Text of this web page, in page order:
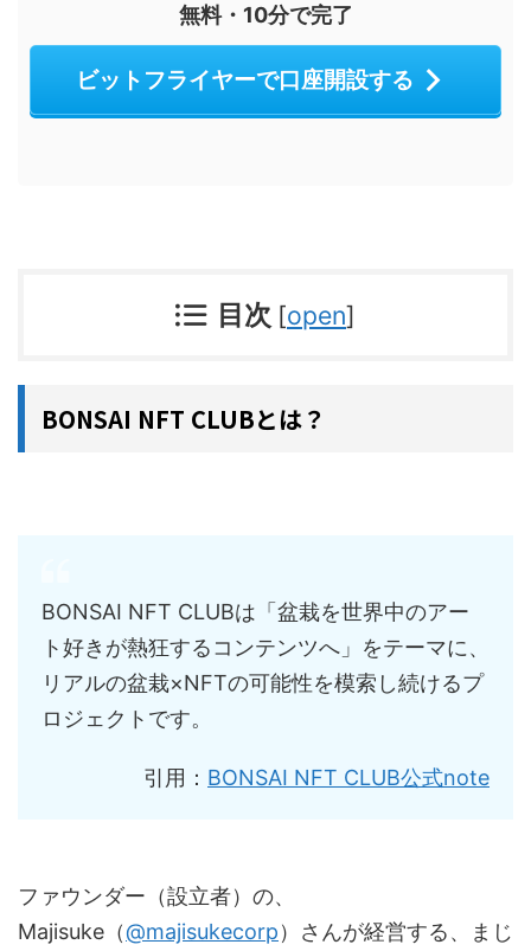
無料・10分で完了
ビットフライヤーで口座開設する
目次 [open]
BONSAI NFT CLUBとは？
BONSAI NFT CLUBは「盆栽を世界中のアー
ト好きが熱狂するコンテンツへ」をテーマに、
リアルの盆栽×NFTの可能性を模索し続けるプ
ロジェクトです。
引用： BONSAI NFT CLUB公式note
ファウンダー（設立者）の、
Majisuke（@majisukecorp）さんが経営する、まじ